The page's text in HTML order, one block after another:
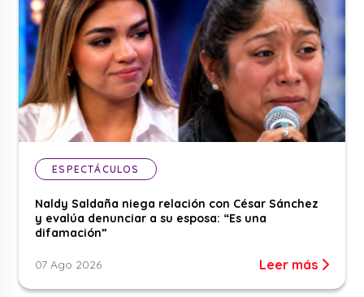
ESPECTÁCULOS
Naldy Saldaña niega relación con César Sánchez
y evalúa denunciar a su esposa: “Es una
difamación”
07 Ago 2026 Leer más